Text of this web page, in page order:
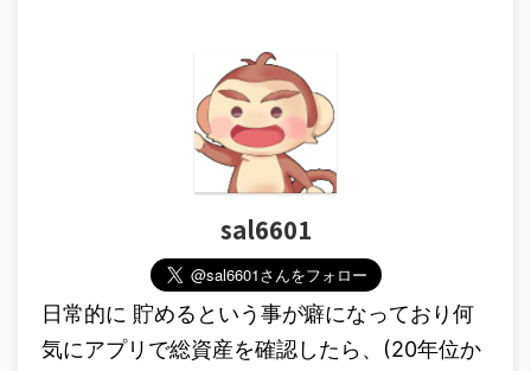
sal6601
日常的に 貯めるという事が癖になっており何
気にアプリで総資産を確認したら、(20年位か